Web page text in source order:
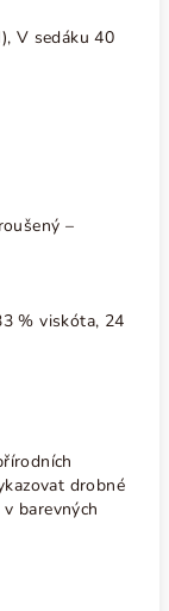
V sedáku 40
–
% viskóta, 24
drobné
barevných